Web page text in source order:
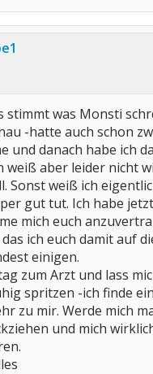
stimmt was Monsti
-hatte auch schon
und danach habe ich
weiß aber leider nicht
Sonst weiß ich
gut tut. Ich habe
mich euch
ich euch damit auf
einigen.
zum Arzt und lass
spritzen -ich finde
zu mir. Werde mich
und mich